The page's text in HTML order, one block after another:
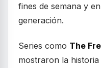
fines de semana y
generación.
Series como The
mostraron la